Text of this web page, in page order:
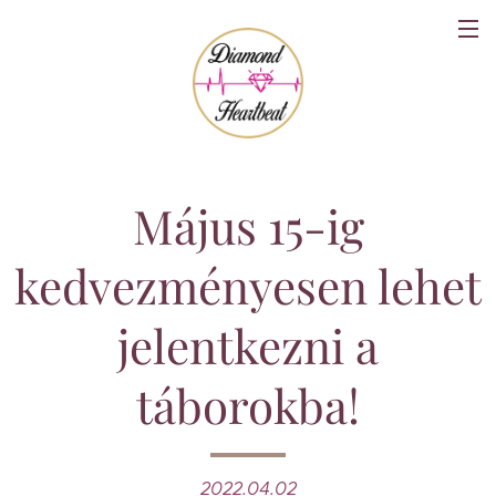
Május 15-ig
kedvezményesen lehet
jelentkezni a
táborokba!
2022.04.02